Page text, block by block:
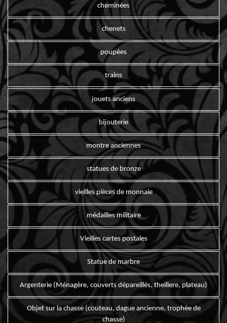
cheminées
chenets
poupées
trains
jouets anciens
bijouterie
montre anciennes
statues de bronze
vieilles pièces de monnaie
médailles militaire
Vieilles cartes postales
Statue de marbre
Argenterie (Ménagère, couverts dépareillés, theillere, plateau)
Objet sur la chasse (couteau, dague ancienne, trophée de
chasse)